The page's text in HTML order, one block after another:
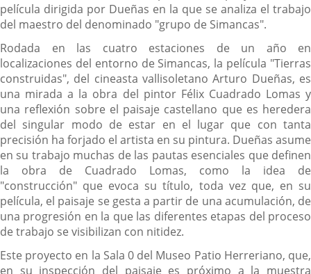
película dirigida por Dueñas en la que se analiza el trabajo
del maestro del denominado "grupo de Simancas".
Rodada en las cuatro estaciones de un año en
localizaciones del entorno de Simancas, la película "Tierras
construidas", del cineasta vallisoletano Arturo Dueñas, es
una mirada a la obra del pintor Félix Cuadrado Lomas y
una reflexión sobre el paisaje castellano que es heredera
del singular modo de estar en el lugar que con tanta
precisión ha forjado el artista en su pintura. Dueñas asume
en su trabajo muchas de las pautas esenciales que definen
la obra de Cuadrado Lomas, como la idea de
"construcción" que evoca su título, toda vez que, en su
película, el paisaje se gesta a partir de una acumulación, de
una progresión en la que las diferentes etapas del proceso
de trabajo se visibilizan con nitidez.
Este proyecto en la Sala 0 del Museo Patio Herreriano, que,
en su inspección del paisaje es próximo a la muestra